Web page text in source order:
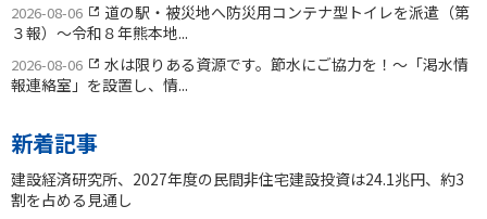
2026-08-06
道の駅・被災地へ防災用コンテナ型トイレを派遣（第
３報）〜令和８年熊本地...
2026-08-06
水は限りある資源です。節水にご協力を！〜「渇水情
報連絡室」を設置し、情...
新着記事
建設経済研究所、2027年度の民間非住宅建設投資は24.1兆円、約3
割を占める見通し